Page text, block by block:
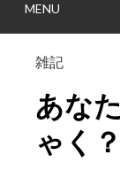
MENU
雑記
あな
ゃく？